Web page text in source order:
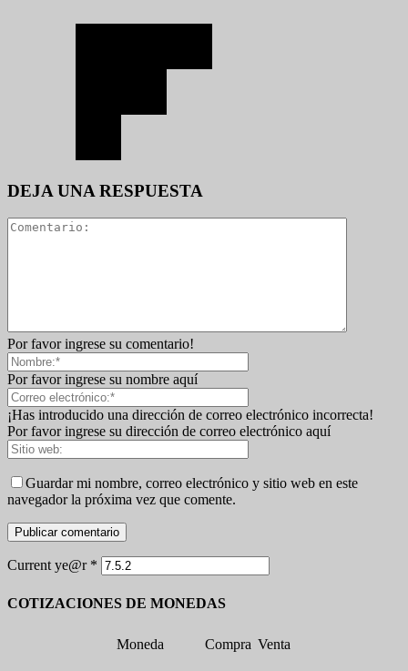
DEJA UNA RESPUESTA
Por favor ingrese su comentario!
Por favor ingrese su nombre aquí
¡Has introducido una dirección de correo electrónico incorrecta!
Por favor ingrese su dirección de correo electrónico aquí
Guardar mi nombre, correo electrónico y sitio web en este
navegador la próxima vez que comente.
Current ye@r *
COTIZACIONES DE MONEDAS
Moneda Compra Venta